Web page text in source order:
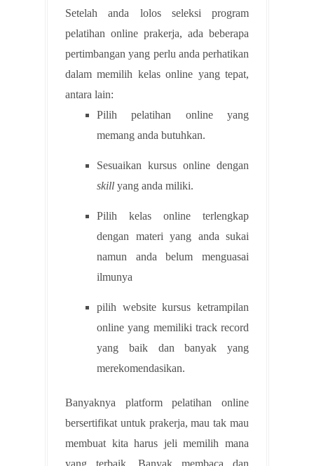
Setelah anda lolos seleksi program
pelatihan online prakerja, ada beberapa
pertimbangan yang perlu anda perhatikan
dalam memilih kelas online yang tepat,
antara lain:
Pilih pelatihan online yang
memang anda butuhkan.
Sesuaikan kursus online dengan
skill yang anda miliki.
Pilih kelas online terlengkap
dengan materi yang anda sukai
namun anda belum menguasai
ilmunya
pilih website kursus ketrampilan
online yang memiliki track record
yang baik dan banyak yang
merekomendasikan.
Banyaknya platform pelatihan online
bersertifikat untuk prakerja, mau tak mau
membuat kita harus jeli memilih mana
yang terbaik. Banyak membaca dan